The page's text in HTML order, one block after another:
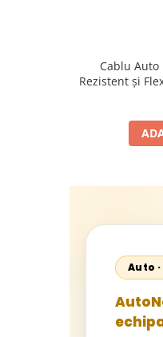
Cablu
Rezistent și
Auto